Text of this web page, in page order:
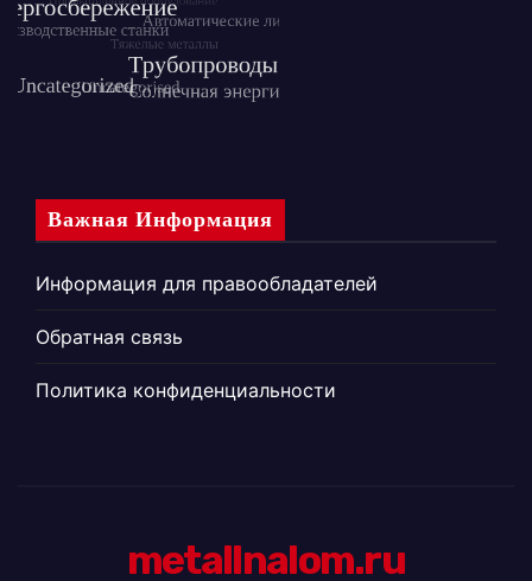
Важная Информация
Информация для правообладателей
Обратная связь
Политика конфиденциальности
metallnalom.ru